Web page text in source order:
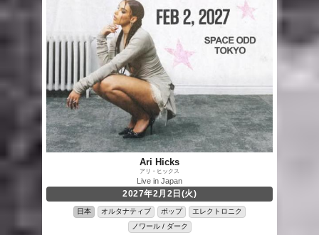
Ari Hicks
アリ・ヒックス
Live in Japan
2027年2月2日(火)
日本 オルタナティブ ポップ
エレクトロニク
ノワール / ダーク